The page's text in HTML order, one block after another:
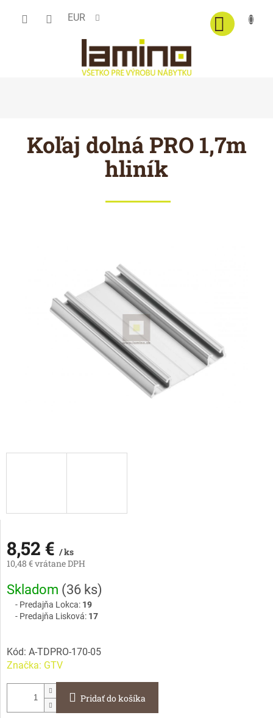
EUR
Koľaj dolná PRO 1,7m
hliník
8,52 € / ks
10,48 € vrátane DPH
Jednotková
cena:
Skladom (36 ks)
Predajňa Lokca: 19
Predajňa Lisková: 17
Kód: A-TDPRO-170-05
Značka: GTV
Pridať do košíka